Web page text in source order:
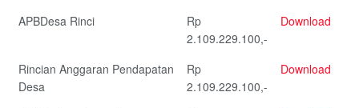
APBDesa Rinci
Rp
2.109.229.100,-
Download
Rincian Anggaran Pendapatan
Desa
Rp
2.109.229.100,-
Download